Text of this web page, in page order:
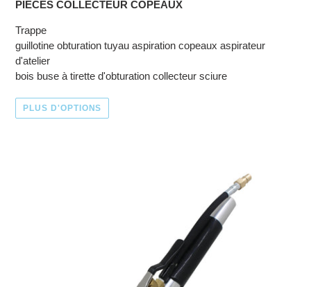
PIÈCES COLLECTEUR COPEAUX
Trappe
guillotine obturation tuyau aspiration copeaux aspirateur
d'atelier
bois buse à tirette d'obturation collecteur sciure
PLUS D'OPTIONS